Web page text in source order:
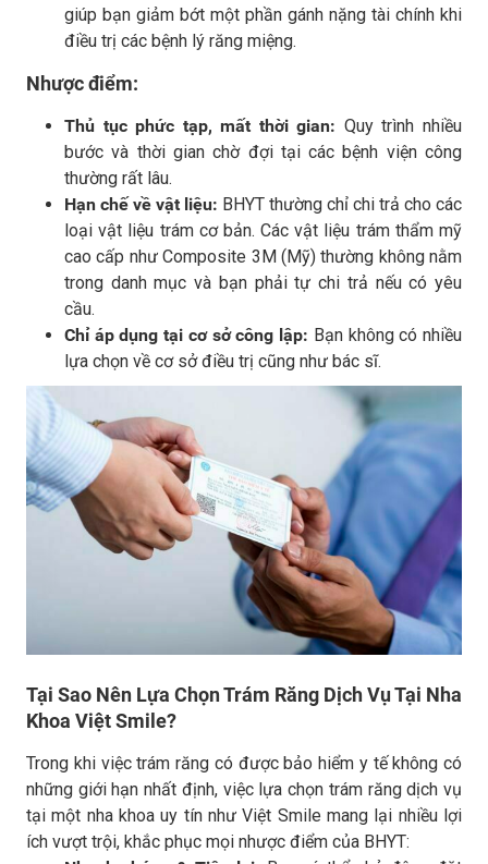
giúp bạn giảm bớt một phần gánh nặng tài chính khi
điều trị các bệnh lý răng miệng.
Nhược điểm:
Thủ tục phức tạp, mất thời gian: Quy trình nhiều
bước và thời gian chờ đợi tại các bệnh viện công
thường rất lâu.
Hạn chế về vật liệu: BHYT thường chỉ chi trả cho các
loại vật liệu trám cơ bản. Các vật liệu trám thẩm mỹ
cao cấp như Composite 3M (Mỹ) thường không nằm
trong danh mục và bạn phải tự chi trả nếu có yêu
cầu.
Chỉ áp dụng tại cơ sở công lập: Bạn không có nhiều
lựa chọn về cơ sở điều trị cũng như bác sĩ.
Tại Sao Nên Lựa Chọn Trám Răng Dịch Vụ Tại Nha
Khoa Việt Smile?
Trong khi việc trám răng có được bảo hiểm y tế không có
những giới hạn nhất định, việc lựa chọn trám răng dịch vụ
tại một nha khoa uy tín như Việt Smile mang lại nhiều lợi
ích vượt trội, khắc phục mọi nhược điểm của BHYT: